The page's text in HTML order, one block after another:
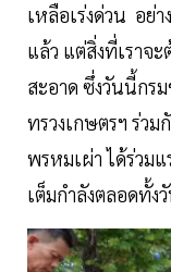
เหลือเร่งด่วน อย่
แล้ว แต่สิ่งที่เราจ
สะอาด ซึ่งวันนี้กร
ทรวงเกษตรฯ ร่ว
พรหมเผ่า ได้ร่วมแ
เต็มกำลังตลอดทั้ง